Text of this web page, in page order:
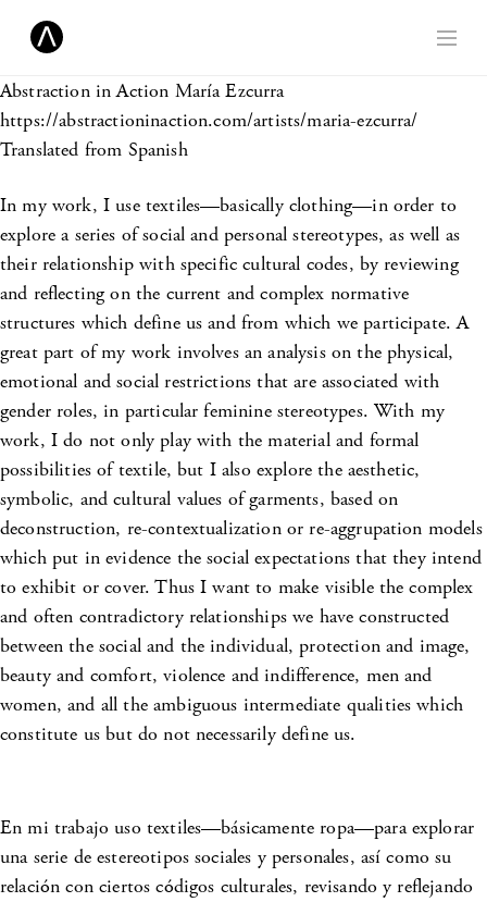
Abstraction in Action María Ezcurra
https://abstractioninaction.com/artists/maria-ezcurra/
Translated from Spanish
In my work, I use textiles—basically clothing—in order to
explore a series of social and personal stereotypes, as well as
their relationship with specific cultural codes, by reviewing
and reflecting on the current and complex normative
structures which define us and from which we participate. A
great part of my work involves an analysis on the physical,
emotional and social restrictions that are associated with
gender roles, in particular feminine stereotypes. With my
work, I do not only play with the material and formal
possibilities of textile, but I also explore the aesthetic,
symbolic, and cultural values of garments, based on
deconstruction, re-contextualization or re-aggrupation models
which put in evidence the social expectations that they intend
to exhibit or cover. Thus I want to make visible the complex
and often contradictory relationships we have constructed
between the social and the individual, protection and image,
beauty and comfort, violence and indifference, men and
women, and all the ambiguous intermediate qualities which
constitute us but do not necessarily define us.
En mi trabajo uso textiles—básicamente ropa—para explorar
una serie de estereotipos sociales y personales, así como su
relación con ciertos códigos culturales, revisando y reflejando